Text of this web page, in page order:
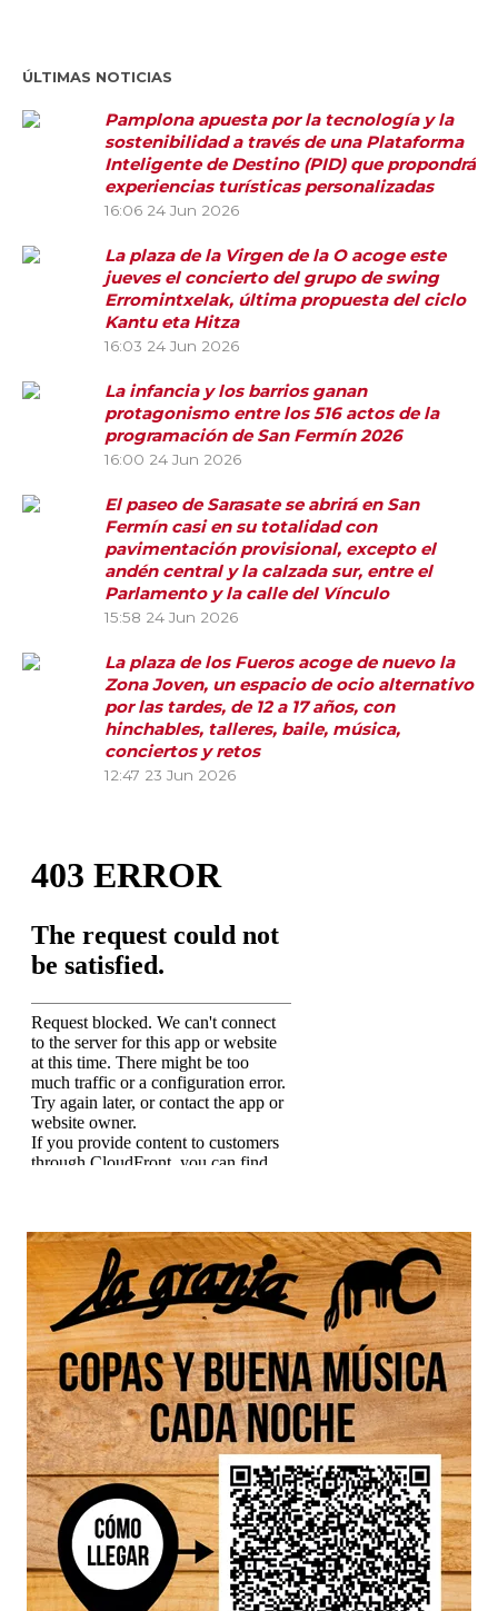
ÚLTIMAS NOTICIAS
Pamplona apuesta por la tecnología y la
sostenibilidad a través de una Plataforma
Inteligente de Destino (PID) que propondrá
experiencias turísticas personalizadas
16:06 24 Jun 2026
La plaza de la Virgen de la O acoge este
jueves el concierto del grupo de swing
Erromintxelak, última propuesta del ciclo
Kantu eta Hitza
16:03 24 Jun 2026
La infancia y los barrios ganan
protagonismo entre los 516 actos de la
programación de San Fermín 2026
16:00 24 Jun 2026
El paseo de Sarasate se abrirá en San
Fermín casi en su totalidad con
pavimentación provisional, excepto el
andén central y la calzada sur, entre el
Parlamento y la calle del Vínculo
15:58 24 Jun 2026
La plaza de los Fueros acoge de nuevo la
Zona Joven, un espacio de ocio alternativo
por las tardes, de 12 a 17 años, con
hinchables, talleres, baile, música,
conciertos y retos
12:47 23 Jun 2026